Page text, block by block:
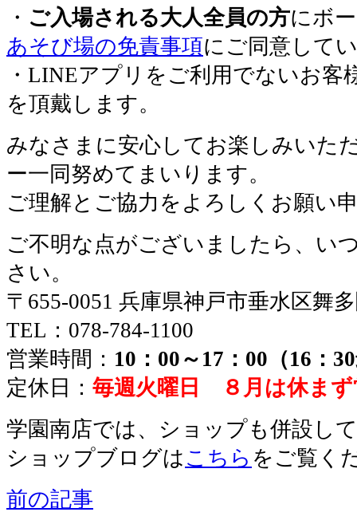
・ ご入場される大人全員の方にボ
あそび場の免責事項にご同意して
・LINEアプリをご利用でないお客
を頂戴します。
みなさまに安心してお楽しみいた
ー一同努めてまいります。
ご理解とご協力をよろしくお願い
ご不明な点がございましたら、い
さい。
〒655-0051 兵庫県神戸市垂水区舞
TEL：078-784-1100
営業時間： 10：00～17：00（16：
定休日： 毎週火曜日 ８月は休まず
学園南店では、ショップも併設し
ショップブログは こちら をご覧く
前の記事